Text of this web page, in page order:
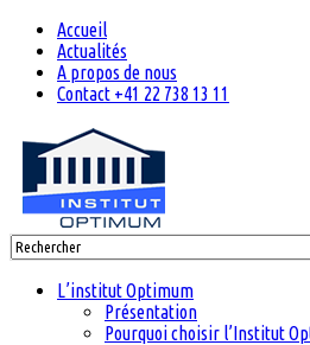
Accueil
Actualités
A propos de nous
Contact +41 22 738 13 11
L’institut Optimum
Présentation
Pourquoi choisir l’Institut